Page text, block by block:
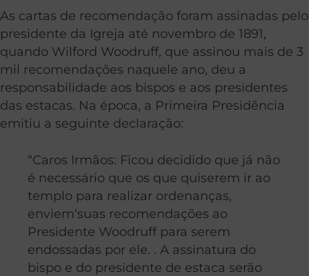
As cartas de recomendação foram assinadas pelo
presidente da Igreja até novembro de 1891,
quando Wilford Woodruff, que assinou mais de 3
mil recomendações naquele ano, deu a
responsabilidade aos bispos e aos presidentes
das estacas. Na época, a Primeira Presidência
emitiu a seguinte declaração:
“Caros Irmãos: Ficou decidido que já não
é necessário que os que quiserem ir ao
templo para realizar ordenanças,
enviem‘suas recomendações ao
Presidente Woodruff para serem
endossadas por ele. . A assinatura do
bispo e do presidente de estaca serão